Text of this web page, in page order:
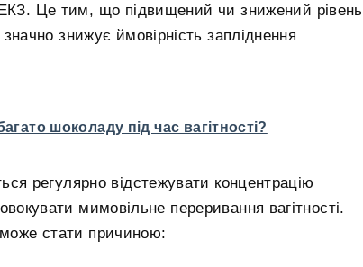
Це тим, що підвищений чи знижений рівень
знижує ймовірність запліднення
шоколаду під час вагітності?
регулярно відстежувати концентрацію
мимовільне переривання вагітності.
стати причиною: